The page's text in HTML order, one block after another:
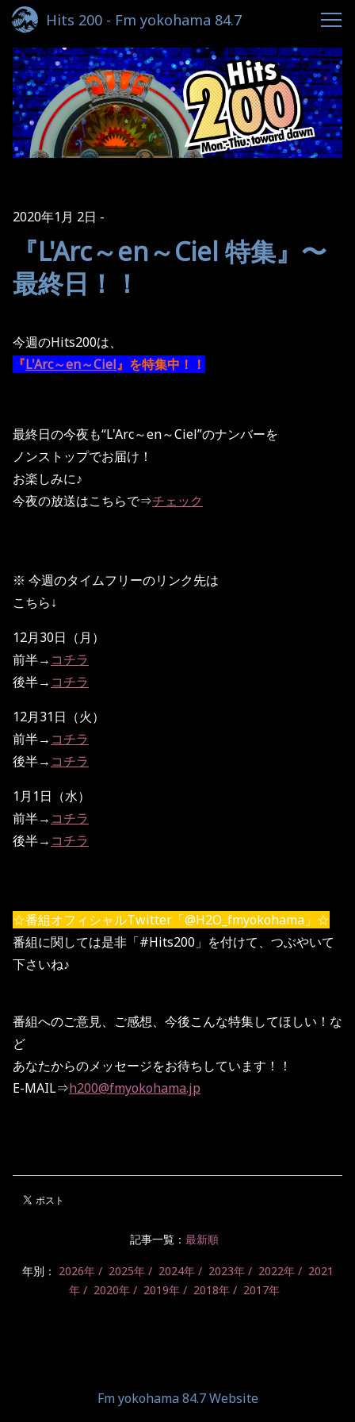
Hits 200 - Fm yokohama 84.7
2020年1月 2日
『L'Arc～en～Ciel 特集』〜
最終日！！
今週のHits200は、
『L'Arc～en～Ciel』を特集中！！
最終日の今夜も“L'Arc～en～Ciel”のナンバーを
ノンストップでお届け！
お楽しみに♪
今夜の放送はこちらで⇒チェック
※ 今週のタイムフリーのリンク先は
こちら↓
12月30日（月）
前半→ コチラ
後半→ コチラ
12月31日（火）
前半→ コチラ
後半→ コチラ
1月1日（水）
前半→ コチラ
後半→ コチラ
☆番組オフィシャルTwitter「@H2O_fmyokohama」☆
番組に関しては是非「#Hits200」を付けて、つぶやいて
下さいね♪
番組へのご意見、ご感想、今後こんな特集してほしい！な
ど
あなたからのメッセージをお待ちしています！！
E-MAIL⇒h200@fmyokohama.jp
記事一覧： 最新順
年別： 2026年 2025年 2024年 2023年 2022年
2021
年
2020年 2019年 2018年 2017年
Fm yokohama 84.7 Website